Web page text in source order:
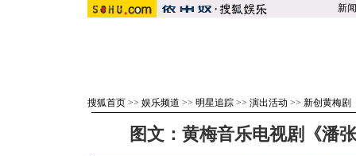
新闻
搜狐首页 >> 娱乐频道 >> 明星追踪 >> 演出活动 >> 新创黄梅剧
图文：黄梅音乐电视剧《潘